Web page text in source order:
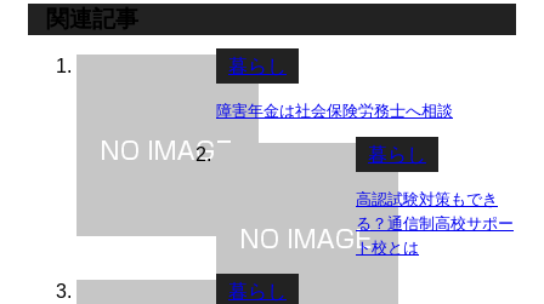
関連記事
暮らし
障害年金は社会保険労務士へ相談
暮らし
高認試験対策もでき
る？通信制高校サポー
ト校とは
暮らし